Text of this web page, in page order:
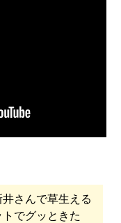
さんで草生える
でグッときた